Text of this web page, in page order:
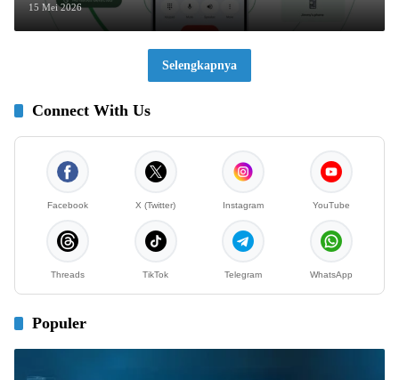
15 Mei 2026
Selengkapnya
Connect With Us
Facebook X (Twitter) Instagram YouTube
Threads TikTok Telegram WhatsApp
Populer